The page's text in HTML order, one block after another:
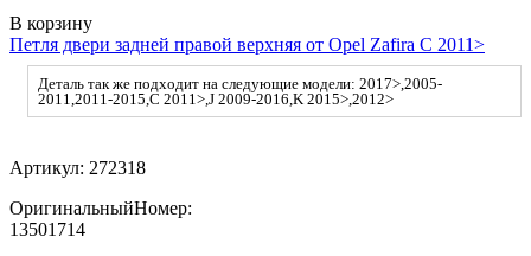
В корзину
Петля двери задней правой верхняя от Opel Zafira C 2011>
Деталь так же подходит на следующие модели: 2017>,2005-
2011,2011-2015,C 2011>,J 2009-2016,K 2015>,2012>
Артикул: 272318
ОригинальныйНомер:
13501714